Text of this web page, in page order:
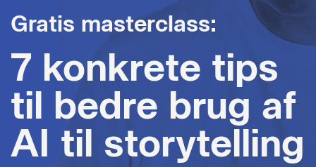
Gratis masterclass:
7 konkrete tips
til bedre brug af
AI til storytelling